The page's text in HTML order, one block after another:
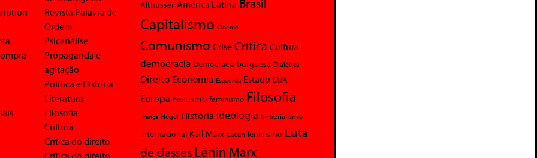
Revista Palavra de
Ordem
Psicanálise
Propaganda e
agitação
Política e História
Literatura
Filosofia
Cultura
Crítica do direito
Althusser América Latina
Capitalismo Cinema
Comunismo Crise Crítica Cultura
democracia Democracia burguesa Dialética
Direito Economia Esquerda Estado EUA
Europa Fascismo feminismo Filosofia
França Hegel História Ideologia Imperialismo
Internacional Karl Marx Lacan leninismo Luta
de classesLênin Marx